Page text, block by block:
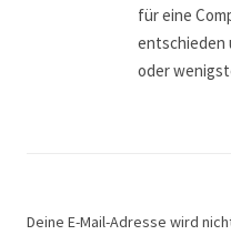
für eine
entschieden
oder
Deine E-Mail-Adresse wird